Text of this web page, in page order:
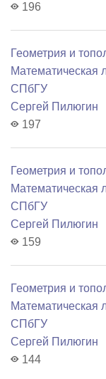
196
Геометрия и
СПбГУ
Сергей Пилюгин
197
Геометрия и
СПбГУ
Сергей Пилюгин
159
Геометрия и
СПбГУ
Сергей Пилюгин
144